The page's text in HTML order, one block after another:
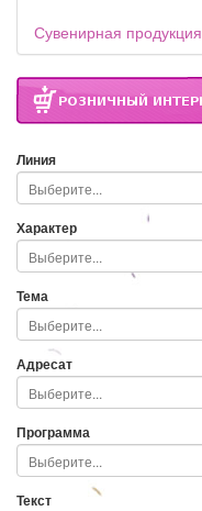
Сувенирная продукция
Линия
Характер
Тема
Адресат
Программа
Текст